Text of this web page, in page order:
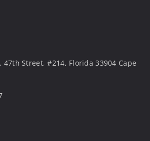
47th Street, #214, Florida 33904 Cape